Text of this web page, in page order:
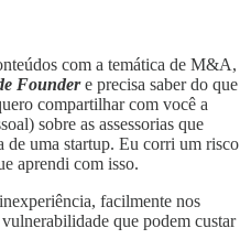
com a temática de M&A,
Foundere precisa saber do que
compartilhar com você a
sobre as assessorias que
de uma startup. Eu corri um risco
aprendi com isso.
facilmente nos
que podem custar